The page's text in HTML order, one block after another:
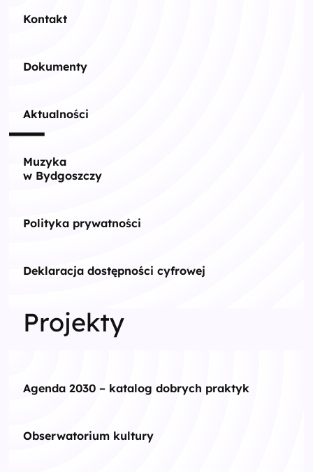
Kontakt
Dokumenty
Aktualności
Muzyka
w Bydgoszczy
Polityka prywatności
Deklaracja dostępności cyfrowej
Projekty
Agenda 2030 – katalog dobrych praktyk
Obserwatorium kultury